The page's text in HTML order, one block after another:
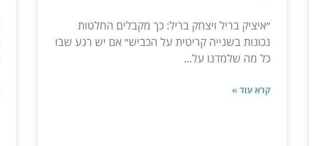
״איציק בריל ויצחק בריל: כך מקבלים החלטות
נכונות בשנייה קריטית על הכביש״ אם יש רגע שבו
כל מה שלמדנו על...
קרא עוד »